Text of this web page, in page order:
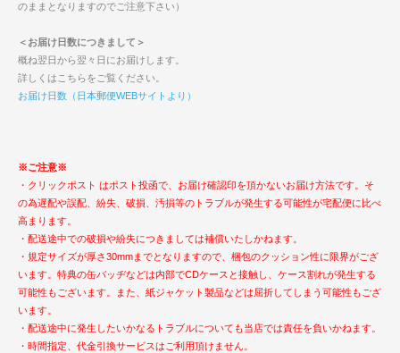
のままとなりますのでご注意下さい）
＜お届け日数につきまして＞
概ね翌日から翌々日にお届けします。
詳しくはこちらをご覧ください。
お届け日数（日本郵便WEBサイトより）
※ご注意※
・クリックポスト はポスト投函で、お届け確認印を頂かないお届け方法です。そ
の為遅配や誤配、紛失、破損、汚損等のトラブルが発生する可能性が宅配便に比べ
高まります。
・配送途中での破損や紛失につきましては補償いたしかねます。
・規定サイズが厚さ30mmまでとなりますので、梱包のクッション性に限界がござ
います。特典の缶バッヂなどは内部でCDケースと接触し、ケース割れが発生する
可能性もございます。また、紙ジャケット製品などは屈折してしまう可能性もござ
います。
・配送途中に発生したいかなるトラブルについても当店では責任を負いかねます。
・時間指定、代金引換サービスはご利用頂けません。